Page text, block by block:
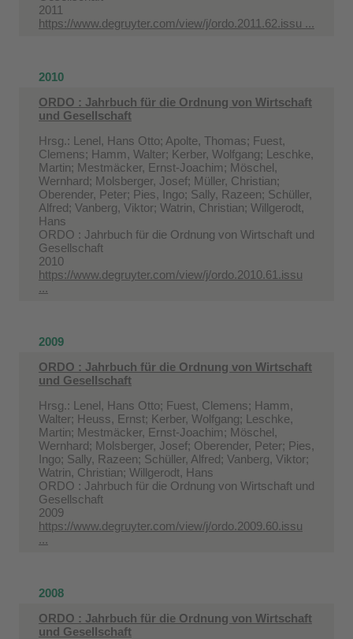
2011
https://www.degruyter.com/view/j/ordo.2011.62.issu ...
2010
ORDO : Jahrbuch für die Ordnung von Wirtschaft
und Gesellschaft
Hrsg.: Lenel, Hans Otto; Apolte, Thomas; Fuest,
Clemens; Hamm, Walter; Kerber, Wolfgang; Leschke,
Martin; Mestmäcker, Ernst-Joachim; Möschel,
Wernhard; Molsberger, Josef; Müller, Christian;
Oberender, Peter; Pies, Ingo; Sally, Razeen; Schüller,
Alfred; Vanberg, Viktor; Watrin, Christian; Willgerodt,
Hans
ORDO : Jahrbuch für die Ordnung von Wirtschaft und
Gesellschaft
2010
https://www.degruyter.com/view/j/ordo.2010.61.issu
...
2009
ORDO : Jahrbuch für die Ordnung von Wirtschaft
und Gesellschaft
Hrsg.: Lenel, Hans Otto; Fuest, Clemens; Hamm,
Walter; Heuss, Ernst; Kerber, Wolfgang; Leschke,
Martin; Mestmäcker, Ernst-Joachim; Möschel,
Wernhard; Molsberger, Josef; Oberender, Peter; Pies,
Ingo; Sally, Razeen; Schüller, Alfred; Vanberg, Viktor;
Watrin, Christian; Willgerodt, Hans
ORDO : Jahrbuch für die Ordnung von Wirtschaft und
Gesellschaft
2009
https://www.degruyter.com/view/j/ordo.2009.60.issu
...
2008
ORDO : Jahrbuch für die Ordnung von Wirtschaft
und Gesellschaft